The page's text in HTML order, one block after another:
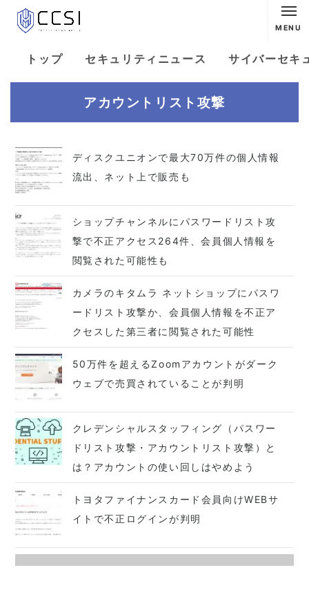
MENU
トップ セキュリティニュース サイバーセキ
アカウントリスト攻撃
ディスクユニオンで最大70万件の個人情報
流出、ネット上で販売も
ショップチャンネルにパスワードリスト攻
撃で不正アクセス264件、会員個人情報を
閲覧された可能性も
カメラのキタムラ ネットショップにパスワ
ードリスト攻撃か、会員個人情報を不正ア
クセスした第三者に閲覧された可能性
50万件を超えるZoomアカウントがダーク
ウェブで売買されていることが判明
クレデンシャルスタッフィング（パスワー
ドリスト攻撃・アカウントリスト攻撃）と
は？アカウントの使い回しはやめよう
トヨタファイナンスカード会員向けWEBサ
イトで不正ログインが判明